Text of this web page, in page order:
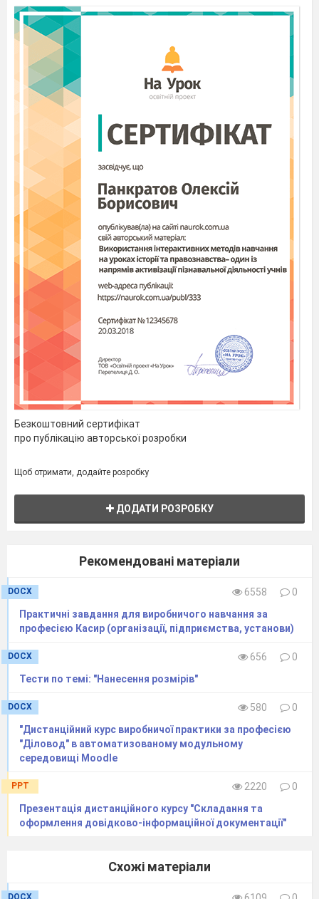
Встанови послідовність
оформлення ПКО
https://learningapps.org/
Вибрати відповідні
складові частини ВКО
https://learningapps.org/
Встанови послідовність
Безкоштовний сертифікат
про публікацію авторської розробки
Щоб отримати, додайте розробку
ДОДАТИ РОЗРОБКУ
Рекомендовані матеріали
DOCX 6558
0
Практичні завдання для виробничого навчання за
професією Касир (організації, підприємства, установи)
DOCX 656
0
Тести по темі: "Нанесення розмірів"
DOCX 580
0
"Дистанційний курс виробничої практики за професією
"Діловод" в автоматизованому модульному
середовищі Moodle
PPT 2220
0
Презентація дистанційного курсу "Складання та
оформлення довідково-інформаційної документації"
Схожі матеріали